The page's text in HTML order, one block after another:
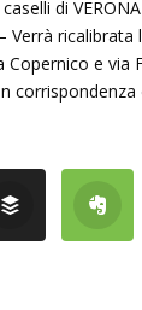
di
Verrà
Copernico e